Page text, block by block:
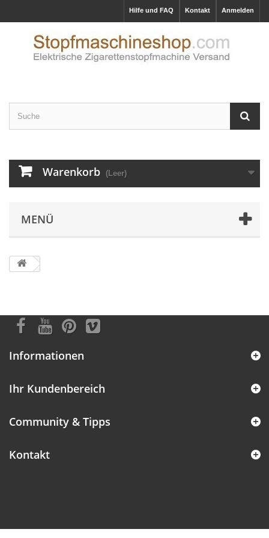
Anmelden
Kontakt
Hilfe und FAQ
Warenkorb (Leer)
MENÜ
Informationen
Ihr Kundenbereich
Community & Tipps
Kontakt